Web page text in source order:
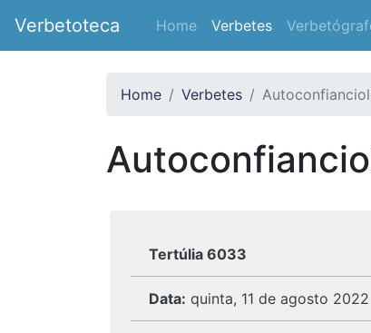
Verbetoteca Home Verbetes
Home Verbetes
Tertúlia 6033
Data: quinta, 11 de agosto 2022